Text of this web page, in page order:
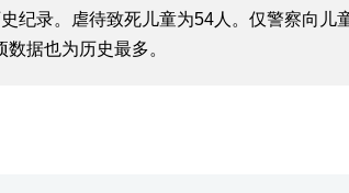
纪录。虐待致死儿童为54人。仅警察向儿
据也为历史最多。